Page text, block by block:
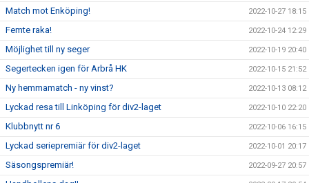
Match mot Enköping! 2022-10-27 18:15
Femte raka! 2022-10-24 12:29
Möjlighet till ny seger 2022-10-19 20:40
Segertecken igen för Arbrå HK 2022-10-15 21:52
Ny hemmamatch - ny vinst? 2022-10-13 08:12
Lyckad resa till Linköping för div2-laget 2022-10-10 22:20
Klubbnytt nr 6 2022-10-06 16:15
Lyckad seriepremiär för div2-laget 2022-10-01 20:17
Säsongspremiär! 2022-09-27 20:57